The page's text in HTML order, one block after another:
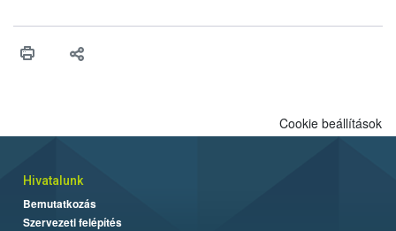
vonni az ebek viselkedésének megítélésében jártas szakértőt.
Cookie beállítások
Hivatalunk
Bemutatkozás
Szervezeti felépítés